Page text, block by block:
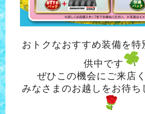
おトクなおすすめ装備を特
供中です
ぜひこの機会にご来店
みなさまのお越しをお待ち